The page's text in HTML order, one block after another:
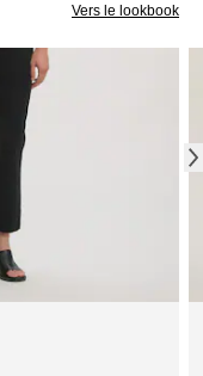
Vers le lookbook